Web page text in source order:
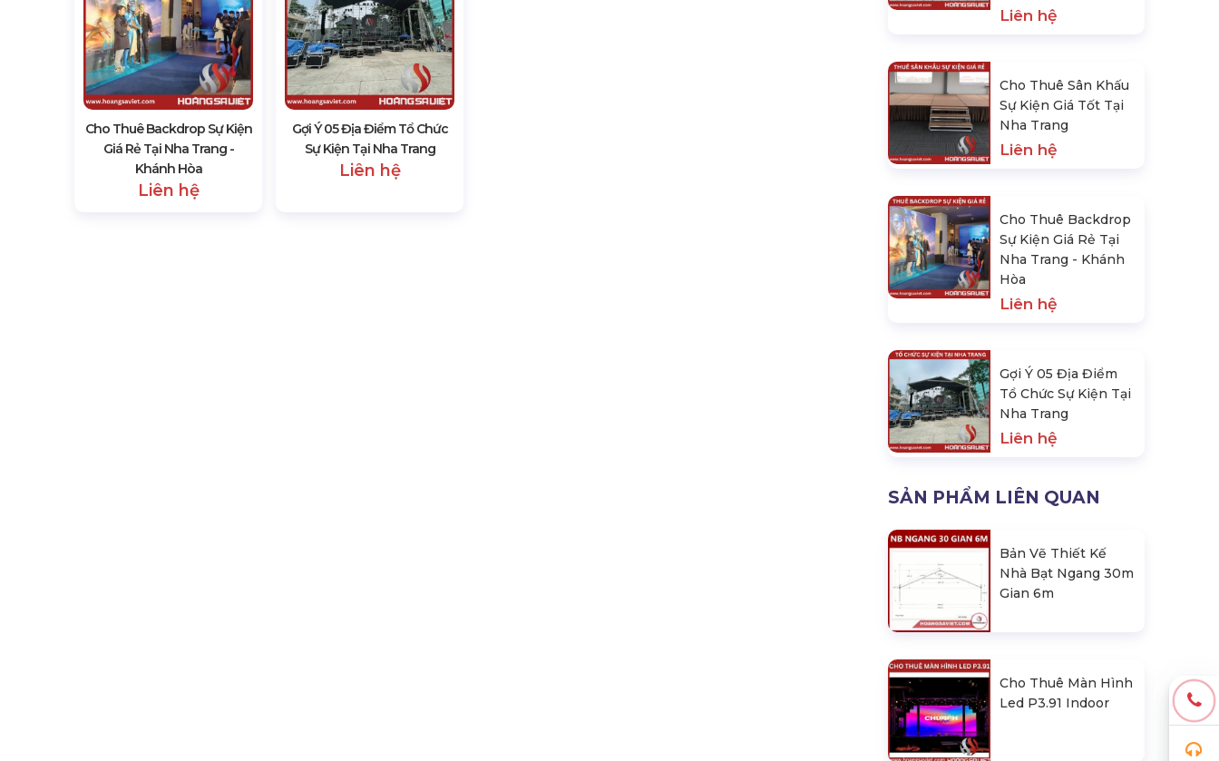
Cho Thuê Backdrop Sự Kiện
Giá Rẻ Tại Nha Trang -
Khánh Hòa
Liên hệ
Gợi Ý 05 Địa Điểm Tổ Chức
Sự Kiện Tại Nha Trang
Liên hệ
Liên hệ
Cho Thuê Sân Khấu
Sự Kiện Giá Tốt Tại
Nha Trang
Liên hệ
Cho Thuê Backdrop
Sự Kiện Giá Rẻ Tại
Nha Trang - Khánh
Hòa
Liên hệ
Gợi Ý 05 Địa Điểm
Tổ Chức Sự Kiện Tại
Nha Trang
Liên hệ
SẢN PHẨM LIÊN QUAN
Bản Vẽ Thiết Kế
Nhà Bạt Ngang 30m
Gian 6m
Cho Thuê Màn Hình
Led P3.91 Indoor